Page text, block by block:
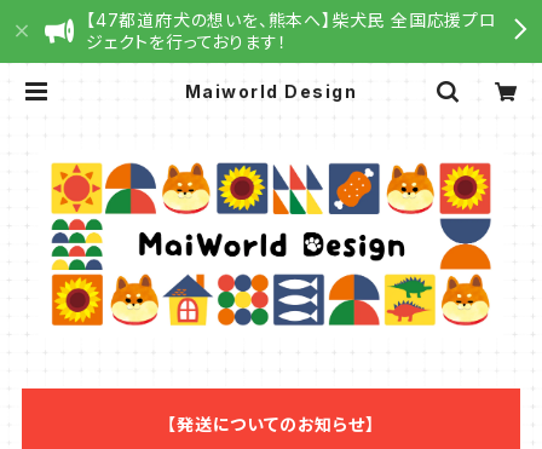
【47都道府犬の想いを、熊本へ】柴犬民 全国応援プロ
ジェクトを行っております！
Maiworld Design
【発送についてのお知らせ】